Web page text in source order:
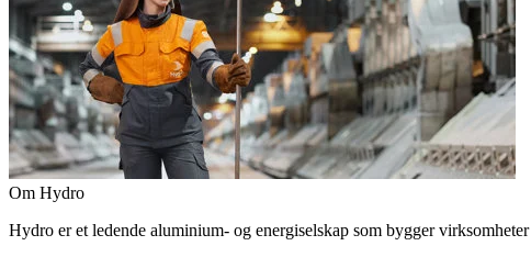
Om Hydro
Hydro er et ledende aluminium- og energiselskap som bygger